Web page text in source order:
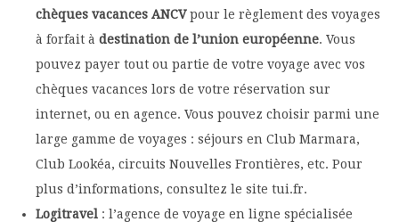
chèques vacances ANCVpour le règlement des voyages
à forfait à destination de l’union européenne. Vous
pouvez payer tout ou partie de votre voyage avec vos
chèques vacances lors de votre réservation sur
internet, ou en agence. Vous pouvez choisir parmi une
large gamme de voyages : séjours en Club Marmara,
Club Lookéa, circuits Nouvelles Frontières, etc. Pour
plus d’informations, consultez le site tui.fr.
Logitravel : l’agence de voyage en ligne spécialisée